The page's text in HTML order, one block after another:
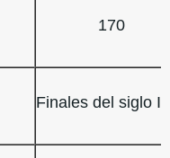
170
Finales del siglo